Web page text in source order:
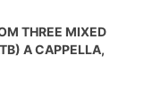
THREE MIXED
A CAPPELLA,